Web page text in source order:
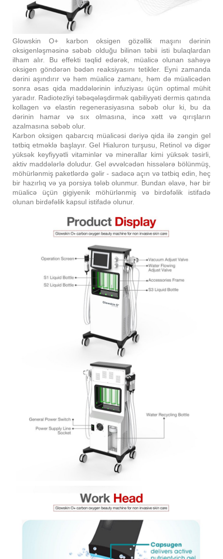
Glowskin O+ karbon oksigen gözəllik maşını dərinin
oksigenləşməsinə səbəb olduğu bilinən təbii isti bulaqlardan
ilham alır. Bu effekti təqlid edərək, müalicə olunan sahəyə
oksigen göndərən bədən reaksiyasını tetikler. Eyni zamanda
dərini aşındırır və həm müalicə zamanı, həm də müalicədən
sonra əsas qida maddələrinin infuziyası üçün optimal mühit
yaradır. Radiotezliyi təbəqələşdirmək qabiliyyəti dermis qatında
kollagen və elastin regenerasiyasına səbəb olur ki, bu da
dərinin hamar və sıx olmasına, incə xətt və qırışların
azalmasına səbəb olur.
Karbon oksigen qabarcıq müalicəsi dəriyə qida ilə zəngin gel
tətbiq etməklə başlayır. Gel Hialuron turşusu, Retinol və digər
yüksək keyfiyyətli vitaminlər və minerallar kimi yüksək təsirli,
aktiv maddələrlə doludur. Gel əvvəlcədən hissələrə bölünmüş,
möhürlənmiş paketlərdə gəlir - sadəcə açın və tətbiq edin, heç
bir hazırlıq və ya porsiya tələb olunmur. Bundan əlavə, hər bir
müalicə üçün gigiyenik möhürlənmiş və birdəfəlik istifadə
olunan birdəfəlik kapsul istifadə olunur.